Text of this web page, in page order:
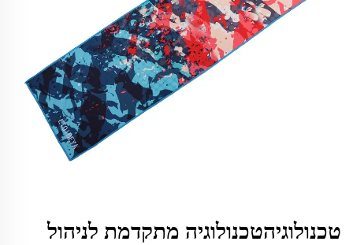
טכנולוגיהטכנולוגיה מתקדמת לניהול